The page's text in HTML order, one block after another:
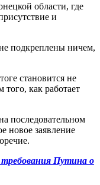
области, где
и
подкреплены ничем,
становится не
как работает
последовательном
новое заявление
Путина о